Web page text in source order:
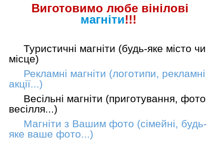
Виготовимо любе вінілові
магніти!!!
Туристичні магніти (будь-яке місто чи
місце)
Рекламні магніти (логотипи, рекламні
акції...)
Весільні магніти (приготування, фото
весілля...)
Магніти з Вашим фото (сімейні, будь-
яке ваше фото...)